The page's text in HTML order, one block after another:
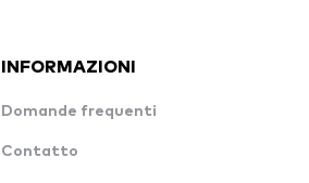
INFORMAZIONI
Domande frequenti
Contatto